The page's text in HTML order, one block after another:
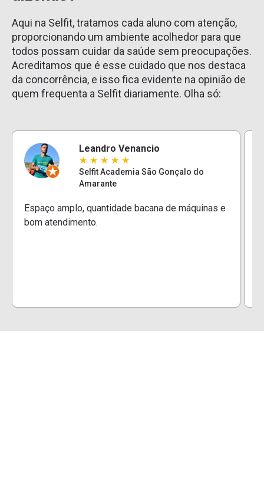
Aqui na Selfit, tratamos cada aluno com atenção,
proporcionando um ambiente acolhedor para que
todos possam cuidar da saúde sem preocupações.
Acreditamos que é esse cuidado que nos destaca
da concorrência, e isso fica evidente na opinião de
quem frequenta a Selfit diariamente. Olha só:
Leandro Venancio
★ ★ ★ ★ ★
Selfit Academia São Gonçalo do
Amarante
Espaço amplo, quantidade bacana de máquinas e
bom atendimento.